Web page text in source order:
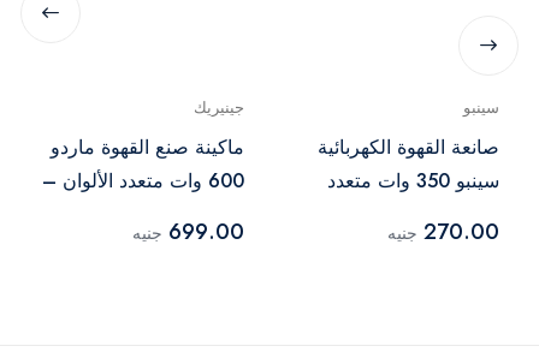
سينبو
صانعة القهوة الكهربائية
سينبو 350 وات متعدد
270.00 جنيه
جينيريك
ماكينة صنع القهوة ماردو
600 وات متعدد الألوان –
699.00 جنيه